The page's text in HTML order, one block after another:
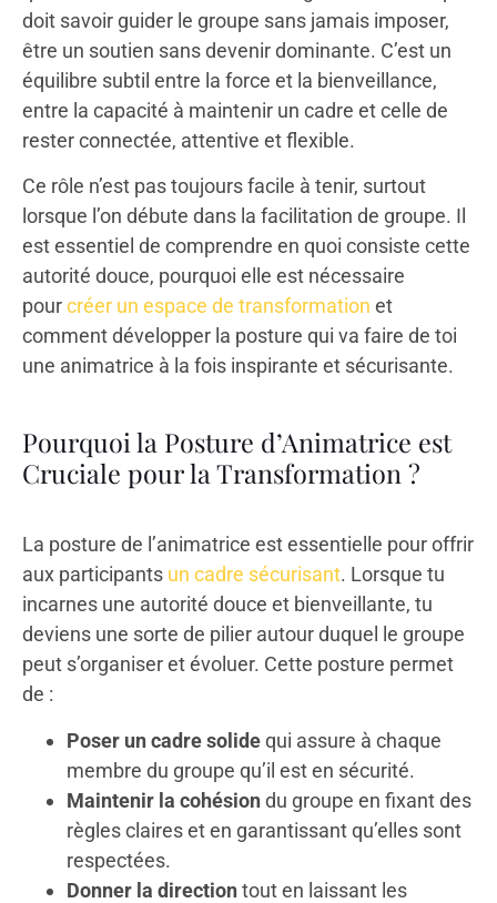
doit savoir guider le groupe sans jamais imposer,
être un soutien sans devenir dominante. C’est un
équilibre subtil entre la force et la bienveillance,
entre la capacité à maintenir un cadre et celle de
rester connectée, attentive et flexible.
Ce rôle n’est pas toujours facile à tenir, surtout
lorsque l’on débute dans la facilitation de groupe. Il
est essentiel de comprendre en quoi consiste cette
autorité douce, pourquoi elle est nécessaire
pourcréer un espace de transformation et
comment développer la posture qui va faire de toi
une animatrice à la fois inspirante et sécurisante.
Pourquoi la Posture d’Animatrice est
Cruciale pour la Transformation ?
La posture de l’animatrice est essentielle pour offrir
aux participants un cadre sécurisant. Lorsque tu
incarnes une autorité douce et bienveillante, tu
deviens une sorte de pilier autour duquel le groupe
peut s’organiser et évoluer. Cette posture permet
de :
Poser un cadre solidequi assure à chaque
membre du groupe qu’il est en sécurité.
Maintenir la cohésiondu groupe en fixant des
règles claires et en garantissant qu’elles sont
respectées.
Donner la directiontout en laissant les